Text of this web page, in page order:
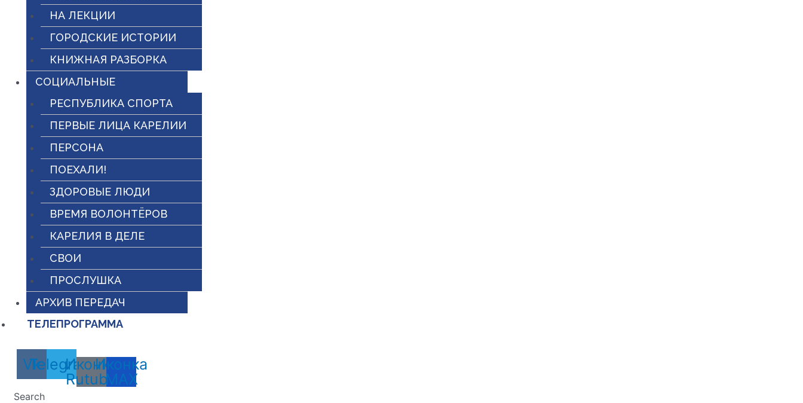
НА ЛЕКЦИИ
ГОРОДСКИЕ ИСТОРИИ
КНИЖНАЯ РАЗБОРКА
СОЦИАЛЬНЫЕ
РЕСПУБЛИКА СПОРТА
ПЕРВЫЕ ЛИЦА КАРЕЛИИ
ПЕРСОНА
ПОЕХАЛИ!
ЗДОРОВЫЕ ЛЮДИ
ВРЕМЯ ВОЛОНТЁРОВ
КАРЕЛИЯ В ДЕЛЕ
СВОИ
ПРОСЛУШКА
АРХИВ ПЕРЕДАЧ
ТЕЛЕПРОГРАММА
Vk
Telegram
Иконка
Rutube
Иконка
MAX
Search